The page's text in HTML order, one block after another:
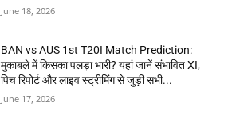
June 18, 2026
BAN vs AUS 1st T20I Match Prediction:
मुकाबले में किसका पलड़ा भारी? यहां जानें संभावित XI,
पिच रिपोर्ट और लाइव स्ट्रीमिंग से जुड़ी सभी...
June 17, 2026